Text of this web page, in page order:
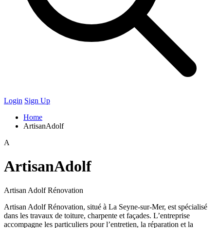
Login Sign Up
Home
ArtisanAdolf
A
ArtisanAdolf
Artisan Adolf Rénovation
Artisan Adolf Rénovation, situé à La Seyne-sur-Mer, est spécialisé
dans les travaux de toiture, charpente et façades. L’entreprise
accompagne les particuliers pour l’entretien, la réparation et la